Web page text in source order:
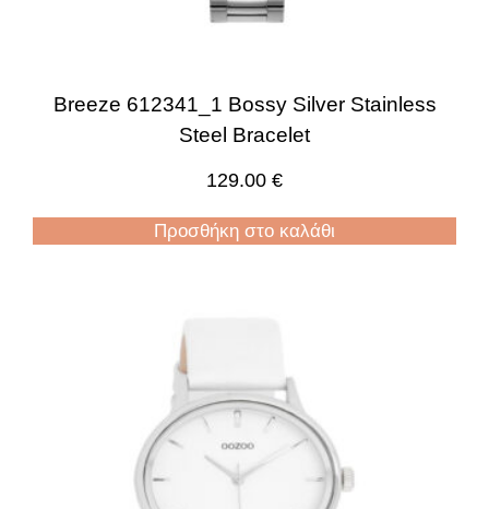
Breeze 612341_1 Bossy Silver Stainless
Steel Bracelet
129.00 €
Προσθήκη στο καλάθι